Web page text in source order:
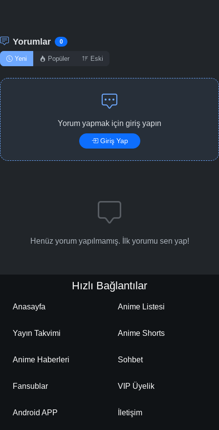
Yorumlar 0
Yeni Popüler Eski
Yorum yapmak için giriş yapın
Giriş Yap
Henüz yorum yapılmamış. İlk yorumu sen yap!
Hızlı Bağlantılar
Anasayfa Anime Listesi
Yayın Takvimi Anime Shorts
Anime Haberleri Sohbet
Fansublar VIP Üyelik
Android APP İletişim